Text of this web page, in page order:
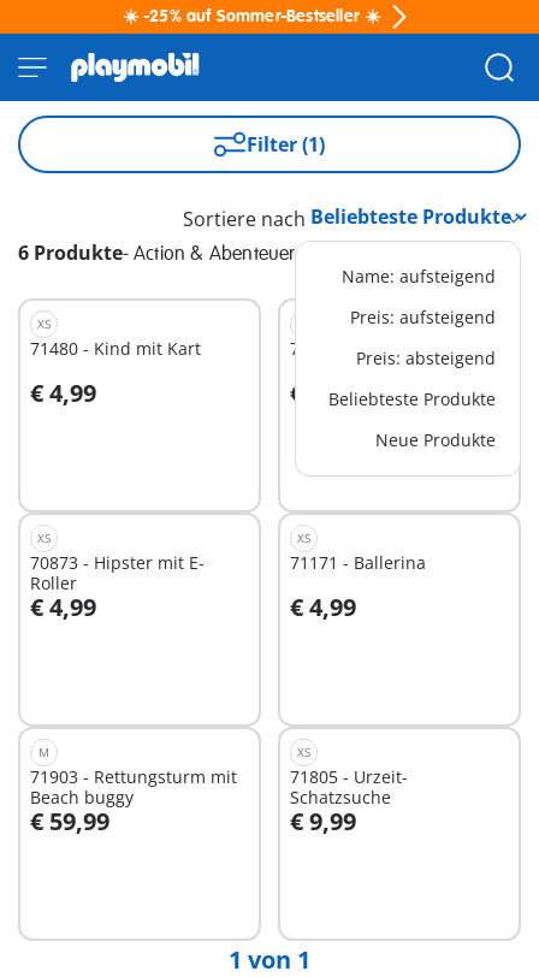
☀️ -25% auf Sommer-Bestseller ☀️
Filter (1)
6 Produkte- Action & Abenteuer
Sortiere nach
Name: aufsteigend
Preis: aufsteigend
Preis: absteigend
Beliebteste Produkte
Neue Produkte
XS
71480 - Kind mit Kart
€ 4,99
In den Warenkorb
70601 - Fahrradausflug
€ 4,99In den Warenkorb
XS
70873 - Hipster mit E-
Roller
€ 4,99
XS
71171 - Ballerina
€ 4,99
M
71903 - Rettungsturm mit
Beach buggy
€ 59,99
In den Warenkorb
XS
71805 - Urzeit-
Schatzsuche
€ 9,99
In den Warenkorb
1 von 1